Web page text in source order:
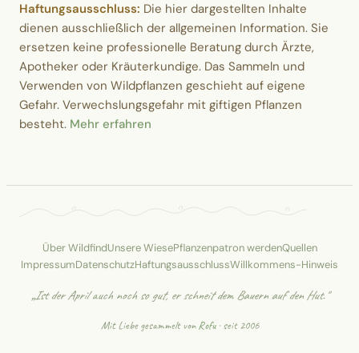
Haftungsausschluss: Die hier dargestellten Inhalte
dienen ausschließlich der allgemeinen Information. Sie
ersetzen keine professionelle Beratung durch Ärzte,
Apotheker oder Kräuterkundige. Das Sammeln und
Verwenden von Wildpflanzen geschieht auf eigene
Gefahr. Verwechslungsgefahr mit giftigen Pflanzen
besteht. Mehr erfahren
Über WildfindUnsere WiesePflanzenpatron werdenQuellen
ImpressumDatenschutzHaftungsausschlussWillkommens-Hinweis
„Ist der April auch noch so gut, er schneit dem Bauern auf den Hut."
Mit Liebe gesammelt vonRofu· seit 2006